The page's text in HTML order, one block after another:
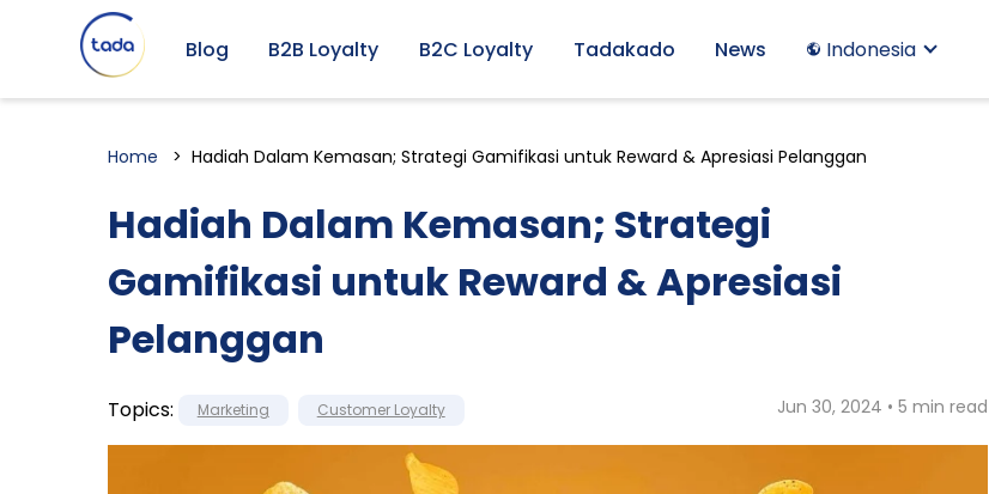
Blog B2B Loyalty B2C Loyalty Tadakado News Indonesia
Home Hadiah Dalam Kemasan; Strategi Gamifikasi untuk Reward & Apresiasi Pelanggan
Hadiah Dalam Kemasan; Strategi
Gamifikasi untuk Reward & Apresiasi
Pelanggan
Topics: Marketing Customer Loyalty Jun 30, 2024 • 5 min read